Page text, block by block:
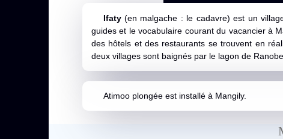
Ifaty(en malgache : le cadavre) est un
guides et le vocabulaire courant du vacancier à
des hôtels et des restaurants se trouvent en
deux villages sont baignés par le lagon de Ranobe.
Atimoo plongée est installé à Mangily.